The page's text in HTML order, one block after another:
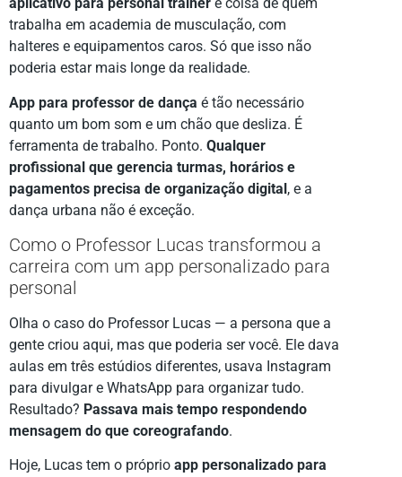
aplicativo para personal trainer é coisa de quem
trabalha em academia de musculação, com
halteres e equipamentos caros. Só que isso não
poderia estar mais longe da realidade.
App para professor de dança é tão necessário
quanto um bom som e um chão que desliza. É
ferramenta de trabalho. Ponto. Qualquer
profissional que gerencia turmas, horários e
pagamentos precisa de organização digital, e a
dança urbana não é exceção.
Como o Professor Lucas transformou a
carreira com um app personalizado para
personal
Olha o caso do Professor Lucas — a persona que a
gente criou aqui, mas que poderia ser você. Ele dava
aulas em três estúdios diferentes, usava Instagram
para divulgar e WhatsApp para organizar tudo.
Resultado? Passava mais tempo respondendo
mensagem do que coreografando.
Hoje, Lucas tem o próprio app personalizado para